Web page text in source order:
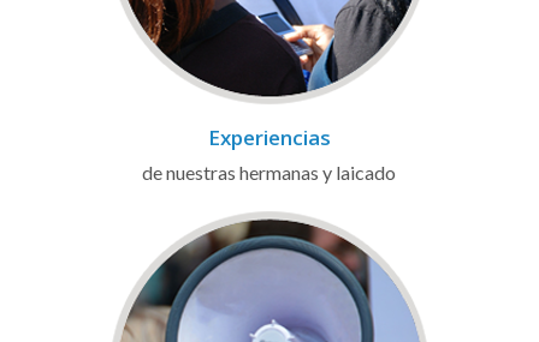
Experiencias
de nuestras hermanas y laicado